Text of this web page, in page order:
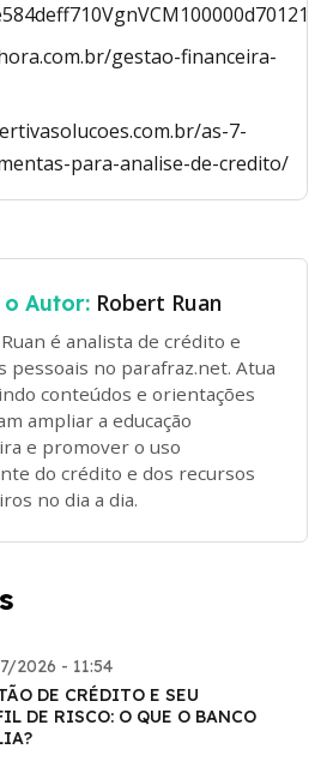
gestao-financeira-
as-7-
para-analise-de-credito/
o Autor: Robert Ruan
é analista de crédito e
pessoais no parafraz.net. Atua
conteúdos e orientações
ampliar a educação
e promover o uso
do crédito e dos recursos
no dia a dia.
2026 - 11:54
DE CRÉDITO E SEU
DE RISCO: O QUE O BANCO